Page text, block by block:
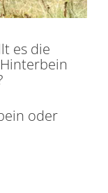
es die
oder